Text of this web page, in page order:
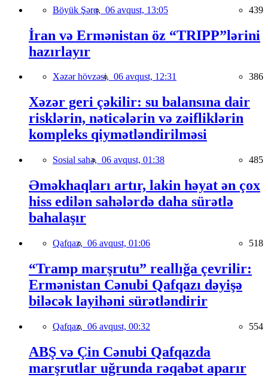
Böyük Şərq, 06 avqust, 13:05 439
İran və Ermənistan öz “TRIPP”lərini
hazırlayır
Xəzər hövzəsi, 06 avqust, 12:31 386
Xəzər geri çəkilir: su balansına dair
risklərin, nəticələrin və zəifliklərin
kompleks qiymətləndirilməsi
Sosial sahə, 06 avqust, 01:38 485
Əməkhaqları artır, lakin həyat ən çox
hiss edilən sahələrdə daha sürətlə
bahalaşır
Qafqaz, 06 avqust, 01:06 518
“Tramp marşrutu” reallığa çevrilir:
Ermənistan Cənubi Qafqazı dəyişə
biləcək layihəni sürətləndirir
Qafqaz, 06 avqust, 00:32 554
ABŞ və Çin Cənubi Qafqazda
marşrutlar uğrunda rəqabət aparır